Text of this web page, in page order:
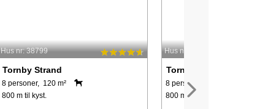
Hus nr: 38799
Tornby Strand
8 personer, 120 m²
800 m til kyst.
Hus nr: 8623
Tornby Strand
8 personer, 135 m²
800 m til kyst.